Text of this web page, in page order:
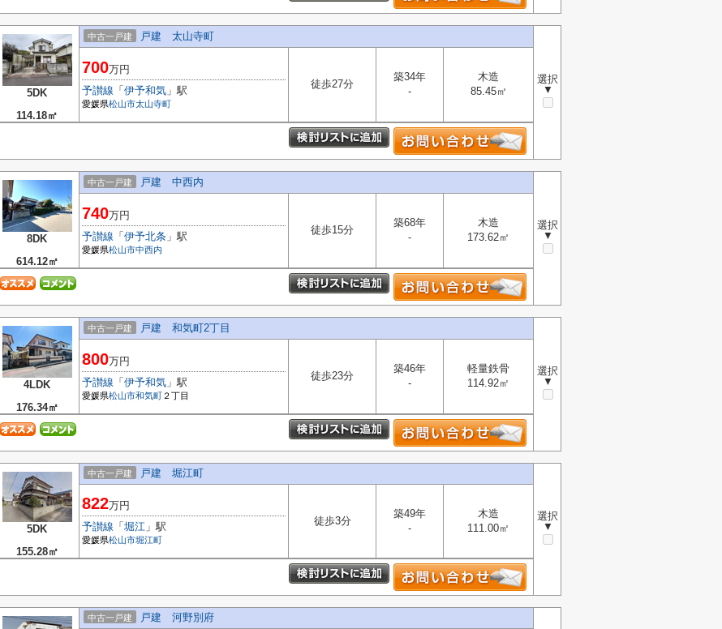
5DK
114.18㎡
中古一戸建 戸建 太山寺町
選択
▼
700万円
予讃線 「 伊予和気 」駅
愛媛県松山市太山寺町
徒歩27分
築34年
-
木造
85.45㎡
8DK
614.12㎡
中古一戸建 戸建 中西内
選択
▼
740万円
予讃線 「 伊予北条 」駅
愛媛県松山市中西内
徒歩15分
築68年
-
木造
173.62㎡
4LDK
176.34㎡
中古一戸建 戸建 和気町2丁目
選択
▼
800万円
予讃線 「 伊予和気 」駅
愛媛県松山市和気町 ２丁目
徒歩23分
築46年
-
軽量鉄骨
114.92㎡
5DK
155.28㎡
中古一戸建 戸建 堀江町
選択
▼
822万円
予讃線 「 堀江 」駅
愛媛県松山市堀江町
徒歩3分
築49年
-
木造
111.00㎡
中古一戸建 戸建 河野別府